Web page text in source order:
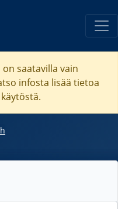
saatavilla vain
infosta lisää tietoa